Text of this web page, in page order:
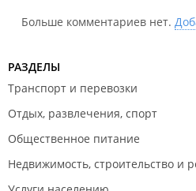
Больше комментариев нет.
РАЗДЕЛЫ
Транспорт и перевозки
Отдых, развлечения, спорт
Общественное питание
Недвижимость, строительство и